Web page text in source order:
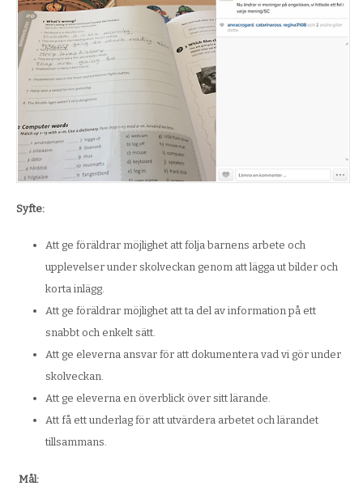
Syfte:
Att ge föräldrar möjlighet att följa barnens arbete och
upplevelser under skolveckan genom att lägga ut bilder och
korta inlägg.
Att ge föräldrar möjlighet att ta del av information på ett
snabbt och enkelt sätt.
Att ge eleverna ansvar för att dokumentera vad vi gör under
skolveckan.
Att ge eleverna en överblick över sitt lärande.
Att få ett underlag för att utvärdera arbetet och lärandet
tillsammans.
Mål: